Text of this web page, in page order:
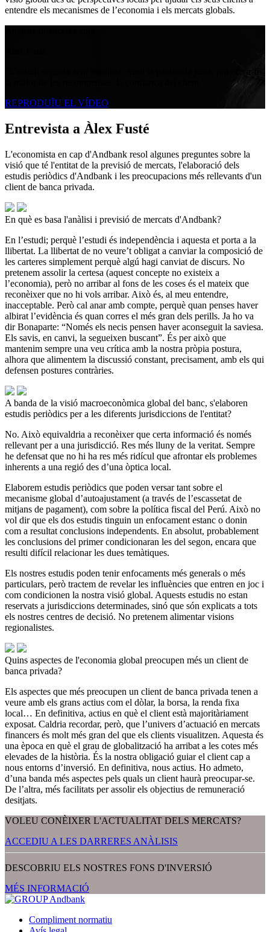
entendre els mecanismes de l’economia i els mercats globals.
REPRODUÏU EL VÍDEO
Entrevista a Àlex Fusté
L'economista en cap d'Andbank resol algunes preguntes sobre la
visió que té l'entitat de la previsió de mercats, l'elaboració dels
estudis periòdics d'Andbank i les preocupacions més rellevants d'un
client de banca privada.
En què es basa l'anàlisi i previsió de mercats d'Andbank?
En l’estudi; perquè l’estudi és independència i aquesta et porta a la
llibertat. La llibertat de no veure’t obligat a canviar la composició de
les carteres simplement perquè algú hagi canviat de discurs. No
pretenem assolir la certesa (aquest concepte no existeix a
l’economia), però no arribar al fons de les coses és el mateix que
reconèixer que no hi vols arribar. Això és, al meu entendre,
inacceptable. Però cal anar amb compte, perquè quan penses haver
albirat l’evidència és quan corres el més gran dels perills. Ja ho va
dir Bonaparte: “Només els necis pensen haver aconseguit la saviesa.
Els savis, en canvi, la segueixen buscant”. És per això que
mantenim sempre una veu crítica amb la nostra pròpia postura,
alhora que alimentem la discussió constant, precisament, amb els qui
defensen postures contràries.
A banda de la visió macroeconòmica global del banc, s'elaboren
estudis periòdics per a les diferents jurisdiccions de l'entitat?
No. Això equivaldria a reconèixer que certa informació és només
rellevant per a una jurisdicció. Res més lluny de la veritat. Sempre
he defensat que no hi ha res més ridícul que afrontar els problemes
inherents a una regió des d’una òptica local.
Elaborem estudis periòdics que poden versar tant sobre el
mecanisme global d’autoajustament (a través de l’escassetat de
mitjans de pagament), com sobre la política fiscal del Perú. Això no
vol dir que els dos estudis tinguin un enfocament estanc o donin
com a resultat conclusions independents. En absolut, probablement
les conclusions del primer condicionaran les del segon, encara que
resulti difícil relacionar les dues temàtiques.
Els nostres estudis poden tenir enfocaments més generals o més
particulars, però tractem de revelar les influències que entren en joc i
com condicionen la nostra visió global. Aquests estudis no estan
reservats a jurisdiccions determinades, sinó que són explicats a tots
els nostres centres de decisió. No pretenem alimentar visions
regionalistes.
Quins aspectes de l'economia global preocupen més un client de
banca privada?
Els aspectes que més preocupen un client de banca privada tenen a
veure amb els grans actius com el dòlar, la borsa, la renda fixa
local… En definitiva, actius en què el client està majoritàriament
exposat. Caldria recordar, però, que l’univers d’actuació en mercats
financers és molt més gran del que els clients visualitzen. Aquesta és
una època en què el grau de globalització ha arribat a les cotes més
elevades de la història. És la nostra obligació guiar el client cap a
nous entorns d’inversió. En definitiva, nous actius. Ho admeto,
d’una banda més aspectes pels quals un client haurà preocupar-se.
De l’altra, més facilitats per assolir els objectius de remuneració
desitjats.
VOLEU CONÈIXER L'ACTUALITAT DELS MERCATS?
ACCEDIU A LES DARRERES ANÀLISIS
DESCOBRIU ELS NOSTRES FONS D'INVERSIÓ
MÉS INFORMACIÓ
Compliment normatiu